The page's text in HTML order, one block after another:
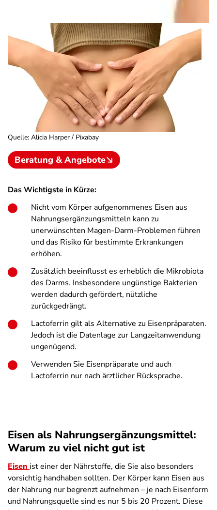
Quelle: Alicia Harper / Pixabay
Beratung & Angebote
Das Wichtigste in Kürze:
Nicht vom Körper aufgenommenes Eisen aus
Nahrungsergänzungsmitteln kann zu
unerwünschten Magen-Darm-Problemen führen
und das Risiko für bestimmte Erkrankungen
erhöhen.
Zusätzlich beeinflusst es erheblich die Mikrobiota
des Darms. Insbesondere ungünstige Bakterien
werden dadurch gefördert, nützliche
zurückgedrängt.
Lactoferrin gilt als Alternative zu Eisenpräparaten.
Jedoch ist die Datenlage zur Langzeitanwendung
ungenügend.
Verwenden Sie Eisenpräparate und auch
Lactoferrin nur nach ärztlicher Rücksprache.
Eisen als Nahrungsergänzungsmittel:
Warum zu viel nicht gut ist
Eisen ist einer der Nährstoffe, die Sie also besonders
vorsichtig handhaben sollten. Der Körper kann Eisen aus
der Nahrung nur begrenzt aufnehmen – je nach Eisenform
und Nahrungsquelle sind es nur 5 bis 20 Prozent. Diese